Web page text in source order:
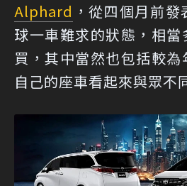
Alphard ，從四個月前
球一車難求的狀態，相
買，其中當然也包括較
自己的座車看起來與眾不